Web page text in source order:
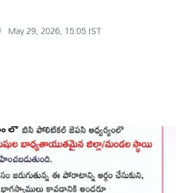
May 29, 2026, 15:05 IST